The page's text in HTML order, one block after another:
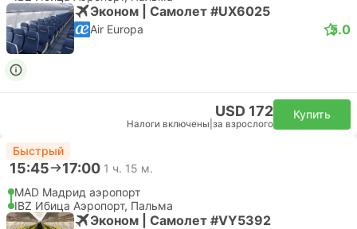
Эконом | Самолет #UX6025
Air Europa 5.0
USD 172
Налоги включены за взрослого
Купить
Быстрый
15:45 17:00 1 ч. 15 м.
MAD Мадрид аэропорт
IBZ Ибица Аэропорт, Пальма
Эконом | Самолет #VY5392